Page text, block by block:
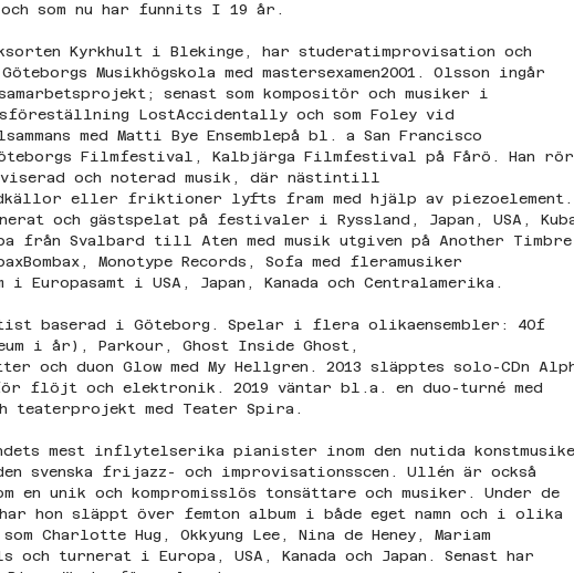
som nu har funnits I 19 år.
Kyrkhult i Blekinge, har studeratimprovisation och
Musikhögskola med mastersexamen2001. Olsson ingår
senast som kompositör och musiker i
LostAccidentally och som Foley vid
med Matti Bye Ensemblepå bl. a San Francisco
Filmfestival, Kalbjärga Filmfestival på Fårö. Han rör
och noterad musik, där nästintill
eller friktioner lyfts fram med hjälp av piezoelement.
och gästspelat på festivaler i Ryssland, Japan, USA,
från Svalbard till Aten med musik utgiven på Another
Monotype Records, Sofa med fleramusiker
i Europasamt i USA, Japan, Kanada och Centralamerika.
baserad i Göteborg. Spelar i flera olikaensembler: 40f
i år), Parkour, Ghost Inside Ghost,
och duon Glow med My Hellgren. 2013 släpptes solo-CDn
för flöjt och elektronik. 2019 väntar bl.a. en duo-turné med
teaterprojekt med Teater Spira.
mest inflytelserika pianister inom den nutida
svenska frijazz- och improvisationsscen. Ullén är också
en unik och kompromisslös tonsättare och musiker. Under de
hon släppt över femton album i både eget namn och i olika
som Charlotte Hug, Okkyung Lee, Nina de Heney, Mariam
och turnerat i Europa, USA, Kanada och Japan. Senast har